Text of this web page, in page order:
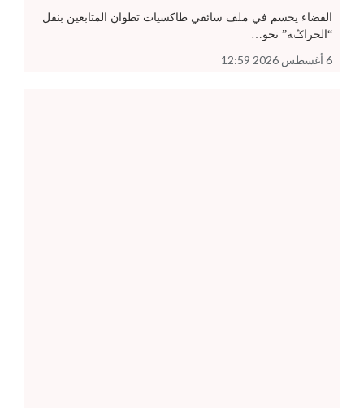
القضاء يحسم في ملف سائقي طاكسيات تطوان المتابعين بنقل
“الحراݣة” نحو…
6 أغسطس 2026 12:59